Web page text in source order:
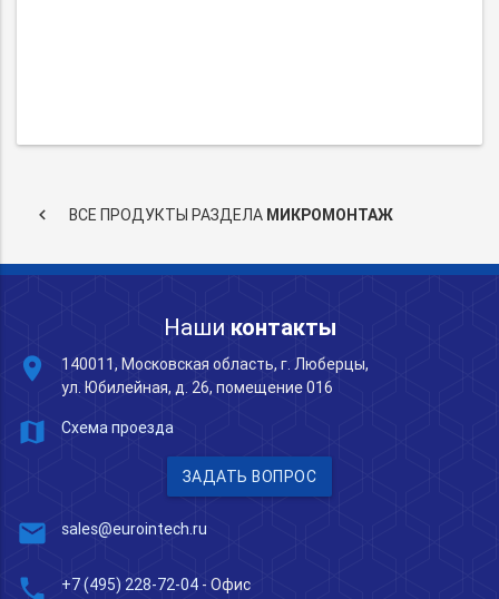
keyboard_arrow_left ВСЕ ПРОДУКТЫ РАЗДЕЛА МИКРОМОНТАЖ
Наши контакты
place
140011, Московская область, г. Люберцы,
ул. Юбилейная, д. 26, помещение 016
map Схема проезда
ЗАДАТЬ ВОПРОС
mail sales@eurointech.ru
phone +7 (495) 228-72-04 - Офис